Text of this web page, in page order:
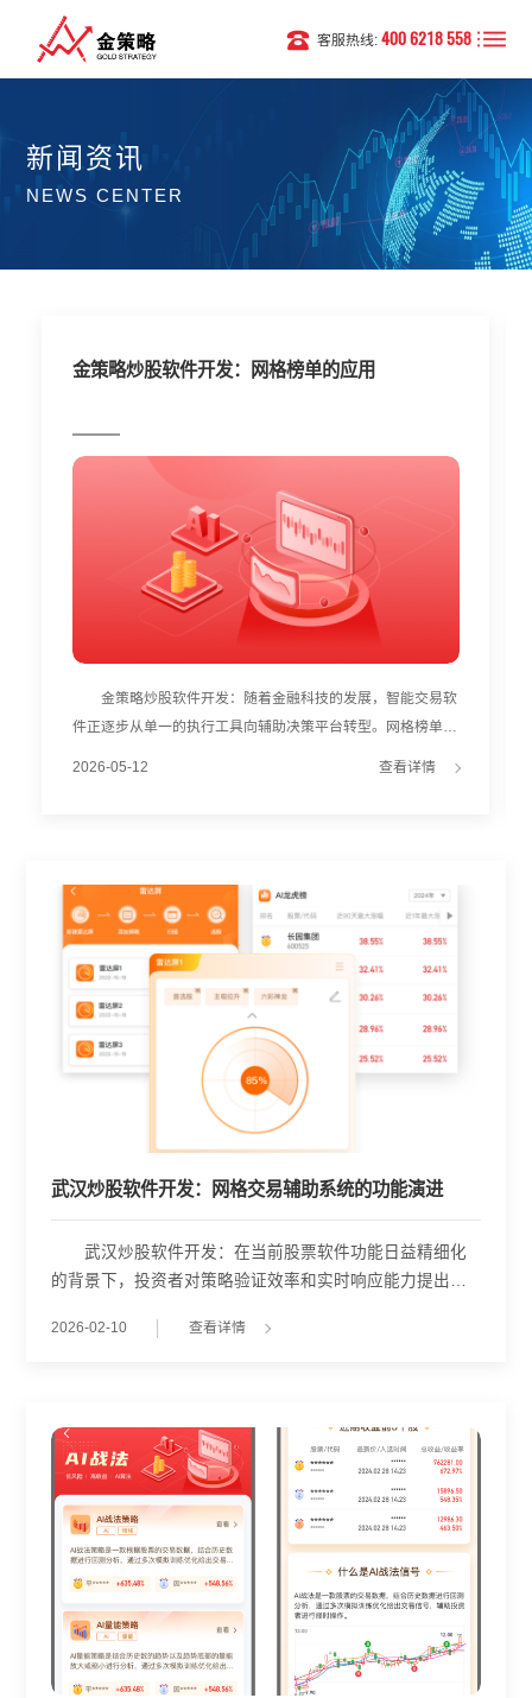
客服热线: 400 6218 558
新闻资讯
NEWS CENTER
金策略炒股软件开发：网格榜单的应用
金策略炒股软件开发：随着金融科技的发展，智能交易软
件正逐步从单一的执行工具向辅助决策平台转型。网格榜单作
活跃、且长期在特定区间内往复运动的标的。这种基于数据特
征的筛选，能够帮助用户快速识别出适合网格策略的“潜力
股”，极大地节省了投研时间。 更为关键的是参数优化的
自动化。在确定标的
2026-05-12 查看详情
武汉炒股软件开发：网格交易辅助系统的功能演进
武汉炒股软件开发：在当前股票软件功能日益精细化
的背景下，投资者对策略验证效率和实时响应能力提出了
典型震荡策略，构建了一套集历史回测、即时反馈与信号
题，武汉金策略引入了自动化网格回测模块。用户只需设
定初始基准价、网格间距、委托数量及底仓等核心参数，
系统即可基于历史K线数据快速完成全周期模拟，并输出包
括累计收益、最大回撤、交易次数等在内的多维指标。这
一过程大幅节省了人工分析时间，使
2026-02-10 查看详情